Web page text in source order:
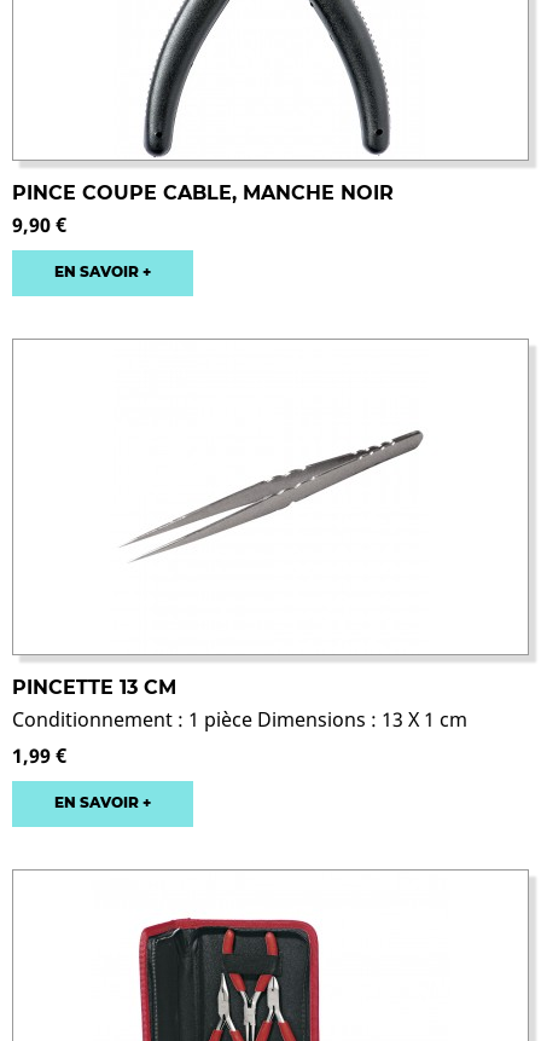
PINCE COUPE CABLE, MANCHE NOIR
9,90 €
EN SAVOIR +
PINCETTE 13 CM
Conditionnement : 1 pièce Dimensions : 13 X 1 cm
1,99 €
EN SAVOIR +